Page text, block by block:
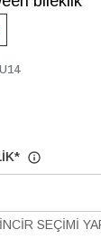
*
SEÇİMİ